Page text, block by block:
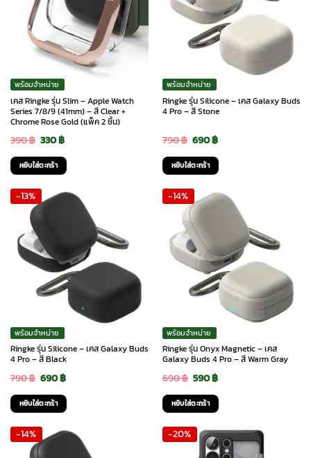
พร้อมจำหน่าย
เคส Ringke รุ่น Slim – Apple Watch
Series 7/8/9 (41mm) – สี Clear +
Chrome Rose Gold (แพ็ค 2 ชิ้น)
390฿ Original
price
was:
390 ฿.
330฿Current
price
is:
330 ฿.
หยิบใส่ตะกร้า
พร้อมจำหน่าย
Ringke รุ่น Silicone – เคส Galaxy Buds
4 Pro – สี Stone
790฿ Original
price
was:
790 ฿.
690฿Current
price
690 ฿.
หยิบใส่ตะกร้า
-13%
พร้อมจำหน่าย
Ringke รุ่น Silicone – เคส Galaxy Buds
4 Pro – สี Black
790฿ Original
price
was:
790 ฿.
690฿Current
price
690 ฿.
หยิบใส่ตะกร้า
-14%
พร้อมจำหน่าย
Ringke รุ่น Onyx Magnetic – เคส
Galaxy Buds 4 Pro – สี Warm Gray
690฿ Original
price
was:
690 ฿.
590฿Current
price
590 ฿.
หยิบใส่ตะกร้า
-14% -20%